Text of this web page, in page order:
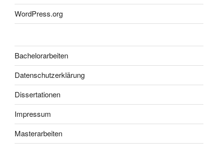
WordPress.org
Bachelorarbeiten
Datenschutzerklärung
Dissertationen
Impressum
Masterarbeiten